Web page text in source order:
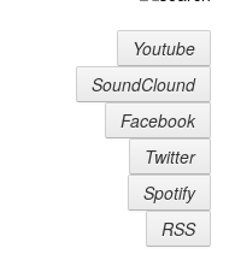
Youtube
SoundClound
Facebook
Twitter
Spotify
RSS